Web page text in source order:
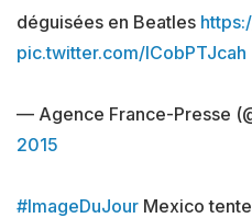
déguisées en Beatles
pic.twitter.com/lCobPTJcah
— Agence France-Presse
2015
#ImageDuJour Mexico